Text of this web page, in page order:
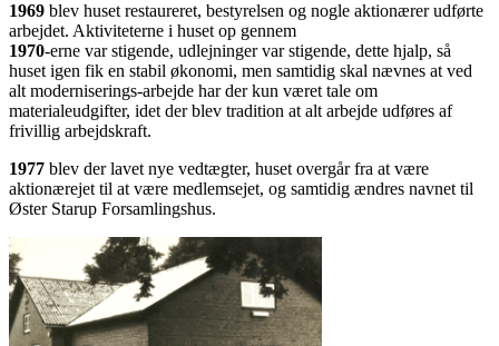
1969 blev huset restaureret, bestyrelsen og nogle aktionærer udførte
arbejdet. Aktiviteterne i huset op gennem
1970-erne var stigende, udlejninger var stigende, dette hjalp, så
huset igen fik en stabil økonomi, men samtidig skal nævnes at ved
alt moderniserings-arbejde har der kun været tale om
materialeudgifter, idet der blev tradition at alt arbejde udføres af
frivillig arbejdskraft.
1977 blev der lavet nye vedtægter, huset overgår fra at være
aktionærejet til at være medlemsejet, og samtidig ændres navnet til
Øster Starup Forsamlingshus.